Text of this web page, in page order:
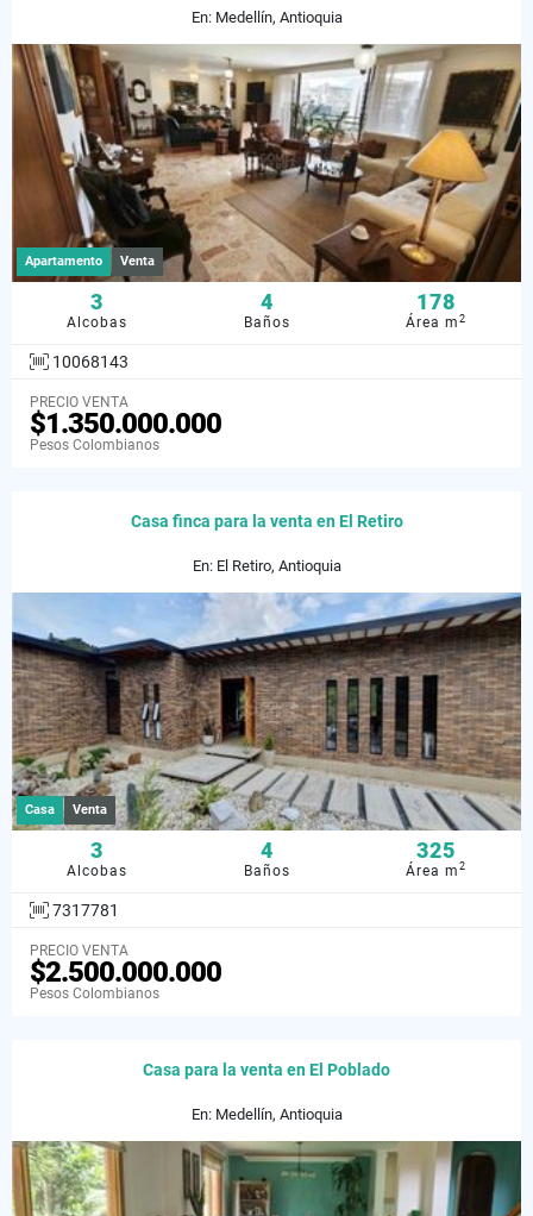
En: Medellín, Antioquia
Apartamento Venta
3
Alcobas
4
Baños
178
Área m2
10068143
PRECIO VENTA
$1.350.000.000
Pesos Colombianos
Casa finca para la venta en El Retiro
En: El Retiro, Antioquia
Casa Venta
3
Alcobas
4
Baños
325
Área m2
7317781
PRECIO VENTA
$2.500.000.000
Pesos Colombianos
Casa para la venta en El Poblado
En: Medellín, Antioquia